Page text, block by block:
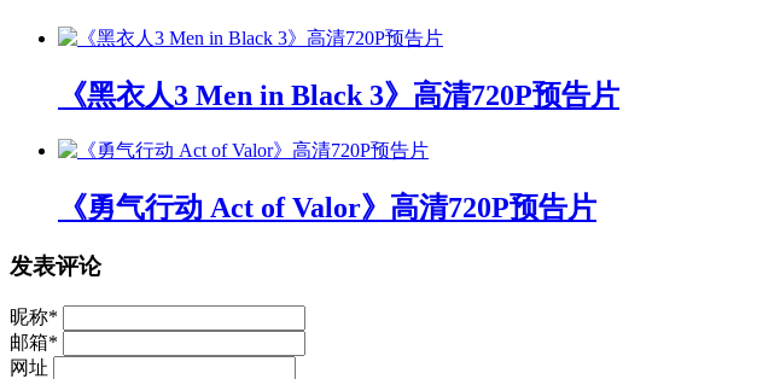
《黑衣人3 Men in Black 3》高清720P预告片
《勇气行动 Act of Valor》高清720P预告片
发表评论
昵称*
邮箱*
网址